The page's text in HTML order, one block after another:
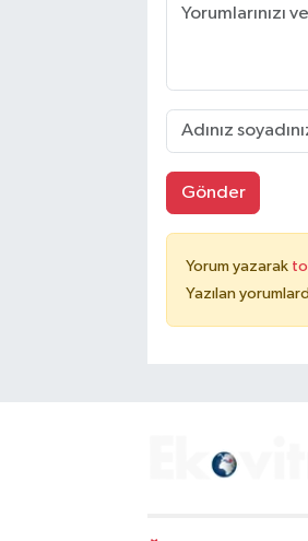
Gönder
Yorum yazarak
Yazılan